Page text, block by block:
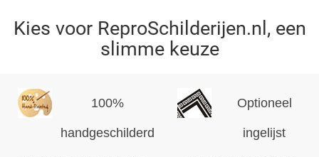
Kies voor ReproSchilderijen.nl, een
slimme keuze
100%
handgeschilderd
Optioneel
ingelijst